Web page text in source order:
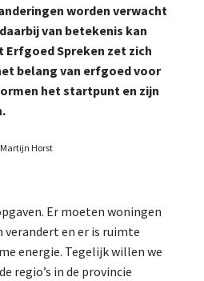
worden verwacht
van betekenis kan
Erfgoed Spreken zet zich
belang van erfgoed voor
het startpunt en zijn
Horst
Er moeten woningen
en er is ruimte
energie. Tegelijk willen we
regio’s in de provincie
De Landeigenaar